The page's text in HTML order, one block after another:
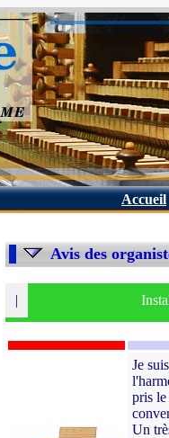
Accueil
Avis des
|
Je
pris le
Un